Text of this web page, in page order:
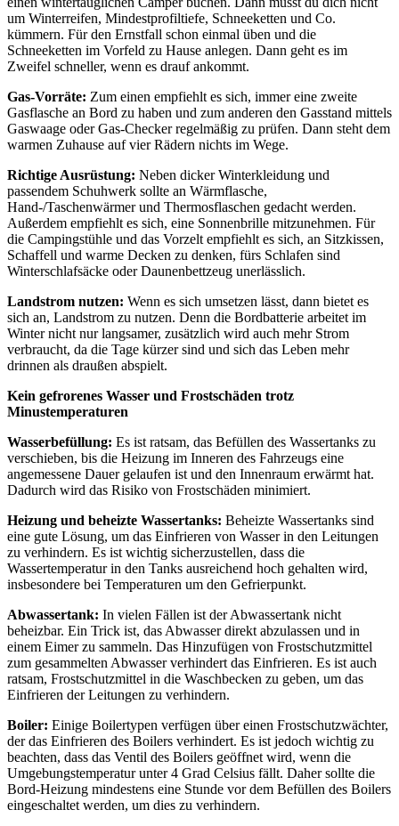
um Winterreifen, Mindestprofiltiefe, Schneeketten und Co.
kümmern. Für den Ernstfall schon einmal üben und die
Schneeketten im Vorfeld zu Hause anlegen. Dann geht es im
Zweifel schneller, wenn es drauf ankommt.
Gas-Vorräte: Zum einen empfiehlt es sich, immer eine zweite
Gasflasche an Bord zu haben und zum anderen den Gasstand mittels
Gaswaage oder Gas-Checker regelmäßig zu prüfen. Dann steht dem
warmen Zuhause auf vier Rädern nichts im Wege.
Richtige Ausrüstung: Neben dicker Winterkleidung und
passendem Schuhwerk sollte an Wärmflasche,
Hand-/Taschenwärmer und Thermosflaschen gedacht werden.
Außerdem empfiehlt es sich, eine Sonnenbrille mitzunehmen. Für
die Campingstühle und das Vorzelt empfiehlt es sich, an Sitzkissen,
Schaffell und warme Decken zu denken, fürs Schlafen sind
Winterschlafsäcke oder Daunenbettzeug unerlässlich.
Landstrom nutzen: Wenn es sich umsetzen lässt, dann bietet es
sich an, Landstrom zu nutzen. Denn die Bordbatterie arbeitet im
Winter nicht nur langsamer, zusätzlich wird auch mehr Strom
verbraucht, da die Tage kürzer sind und sich das Leben mehr
drinnen als draußen abspielt.
Kein gefrorenes Wasser und Frostschäden trotz
Minustemperaturen
Wasserbefüllung: Es ist ratsam, das Befüllen des Wassertanks zu
verschieben, bis die Heizung im Inneren des Fahrzeugs eine
angemessene Dauer gelaufen ist und den Innenraum erwärmt hat.
Dadurch wird das Risiko von Frostschäden minimiert.
Heizung und beheizte Wassertanks: Beheizte Wassertanks sind
eine gute Lösung, um das Einfrieren von Wasser in den Leitungen
zu verhindern. Es ist wichtig sicherzustellen, dass die
Wassertemperatur in den Tanks ausreichend hoch gehalten wird,
insbesondere bei Temperaturen um den Gefrierpunkt.
Abwassertank: In vielen Fällen ist der Abwassertank nicht
beheizbar. Ein Trick ist, das Abwasser direkt abzulassen und in
einem Eimer zu sammeln. Das Hinzufügen von Frostschutzmittel
zum gesammelten Abwasser verhindert das Einfrieren. Es ist auch
ratsam, Frostschutzmittel in die Waschbecken zu geben, um das
Einfrieren der Leitungen zu verhindern.
Boiler: Einige Boilertypen verfügen über einen Frostschutzwächter,
der das Einfrieren des Boilers verhindert. Es ist jedoch wichtig zu
beachten, dass das Ventil des Boilers geöffnet wird, wenn die
Umgebungstemperatur unter 4 Grad Celsius fällt. Daher sollte die
Bord-Heizung mindestens eine Stunde vor dem Befüllen des Boilers
eingeschaltet werden, um dies zu verhindern.